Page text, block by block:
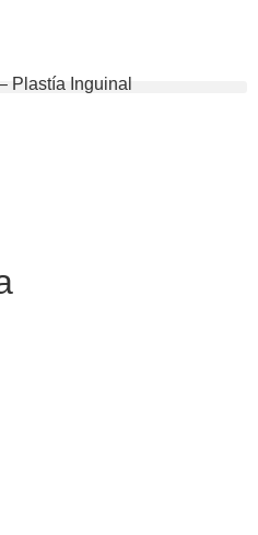
Plastía Inguinal